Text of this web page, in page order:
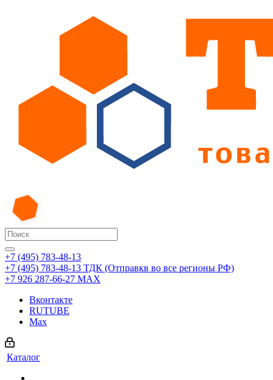
+7 (495) 783-48-13
+7 (495) 783-48-13 ТДК (Отправкв во все регионы РФ)
+7 926 287-66-27 МАХ
Вконтакте
RUTUBE
Max
Каталог